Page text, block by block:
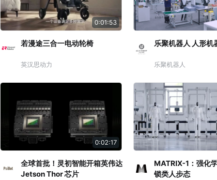
0:01:53
若漫途三合一电动轮椅
英汉思动力
乐聚机器人 人形机
乐聚机器人
0:02:17
全球首批！灵初智能开箱英伟达
Jetson Thor 芯片
MATRIX-1：强化
锁类人步态